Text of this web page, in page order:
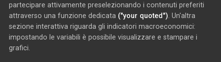
partecipare attivamente preselezionando i contenuti preferiti
attraverso una funzione dedicata ("your quoted") . Un'altra
sezione interattiva riguarda gli indicatori macroeconomici:
impostando le variabili è possibile visualizzare e stampare i
grafici.